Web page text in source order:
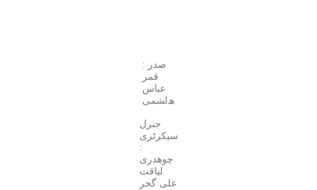
صدر :
قمر
عباس
ھ‌ا‍شمی
جنرل
سیکرٹری
:
چوھدری
لیاقت
علی گجر